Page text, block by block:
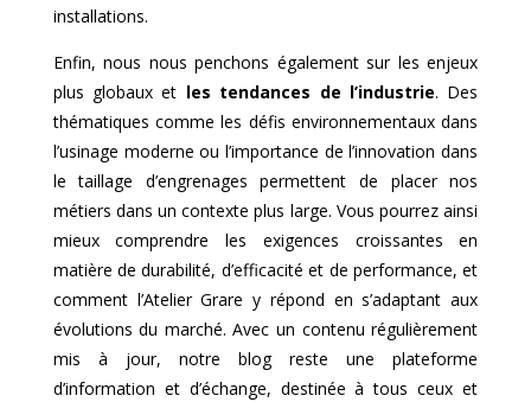
installations.
Enfin, nous nous penchons également sur les enjeux
plus globaux et les tendances de l’industrie. Des
thématiques comme les défis environnementaux dans
l’usinage moderne ou l’importance de l’innovation dans
le taillage d’engrenages permettent de placer nos
métiers dans un contexte plus large. Vous pourrez ainsi
mieux comprendre les exigences croissantes en
matière de durabilité, d’efficacité et de performance, et
comment l’Atelier Grare y répond en s’adaptant aux
évolutions du marché. Avec un contenu régulièrement
mis à jour, notre blog reste une plateforme
d’information et d’échange, destinée à tous ceux et